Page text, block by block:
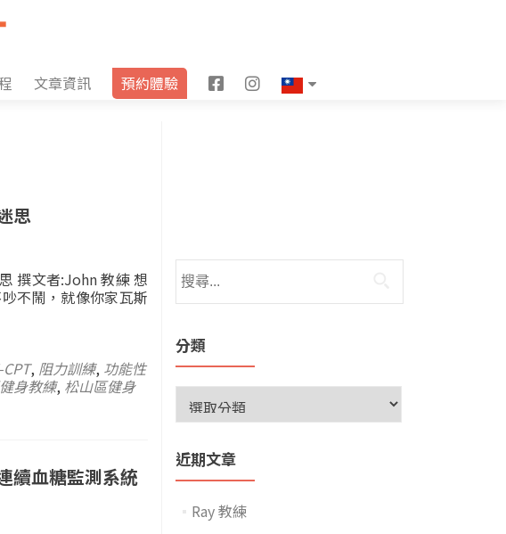
文章資訊 預約體驗
F
k
I
a
思
撰文者:John 教練 想
不鬧，就像你家瓦斯
, 阻力訓練, 功能性
身教練, 松山區健身
續血糖監測系統
分類
近期文章
Ray 教練